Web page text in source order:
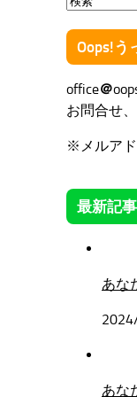
Oops!う
office＠
お問合せ
※メルア
最新記事
あな
あな